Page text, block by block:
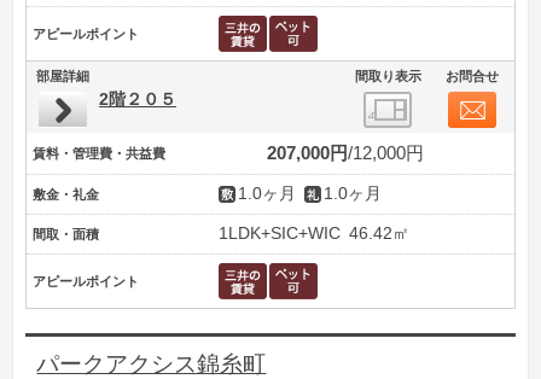
アピールポイント
部屋詳細 間取り表示 お問合せ
2階２０５
賃料・管理費・共益費 207,000円 12,000円
敷金・礼金 1.0ヶ月 1.0ヶ月
間取・面積 1LDK+SIC+WIC 46.42㎡
アピールポイント
パークアクシス錦糸町